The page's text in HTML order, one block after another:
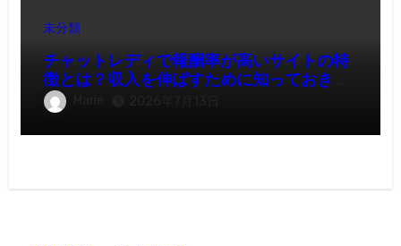
未分類
チャットレディで報酬率が高いサイトの特
徴とは？収入を伸ばすために知っておきた
いポイント
Marie 2026年7月13日